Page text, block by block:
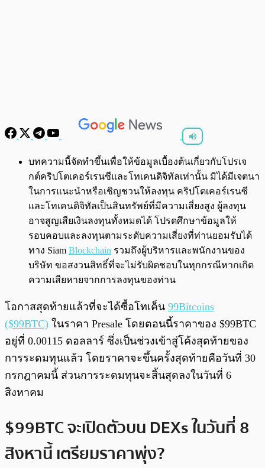
พร้อมเล่น 0:00/0:00
บทความนี้จัดทำขึ้นเพื่อให้ข้อมูลเบื้องต้นเกี่ยวกับโปรเจ
กต์คริปโตเคอร์เรนซีและโทเคนดิจิทัลเท่านั้น มิได้มีเจตนา
ในการแนะนำหรือเชิญชวนให้ลงทุน คริปโตเคอร์เรนซี
และโทเคนดิจิทัลเป็นสินทรัพย์ที่มีความเสี่ยงสูง ผู้ลงทุน
อาจสูญเสียเงินลงทุนทั้งหมดได้ โปรดศึกษาข้อมูลให้
รอบคอบและลงทุนตามระดับความเสี่ยงที่ท่านยอมรับได้
ทาง Siam Blockchain รวมถึงผู้บริหารและพนักงานของ
บริษัท ขอสงวนสิทธิ์ที่จะไม่รับผิดชอบในทุกกรณีหากเกิด
ความเสียหายจากการลงทุนของท่าน
โอกาสสุดท้ายแล้วที่จะได้ซื้อโทเค็น 99Bitcoins
($99BTC) ในราคา Presale โดยตอนนี้ราคาของ $99BTC
อยู่ที่ 0.00115 ดอลลาร์ ซึ่งเป็นช่วงเข้าสู่โค้งสุดท้ายของ
การระดมทุนแล้ว โดยราคาจะขึ้นครั้งสุดท้ายคือวันที่ 30
กรกฎาคมนี้ ส่วนการระดมทุนจะสิ้นสุดลงในวันที่ 6
สิงหาคม
$99BTC จะเปิดตัวบน DEXs ในวันที่ 8
สิงหานี้ เตรียมราคาพุ่ง?